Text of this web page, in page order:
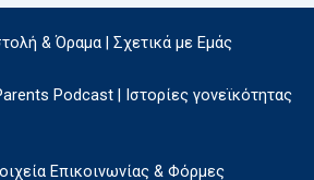
& Όραμα | Σχετικά με Εμάς
Podcast | Ιστορίες γονεϊκότητας
Επικοινωνίας & Φόρμες